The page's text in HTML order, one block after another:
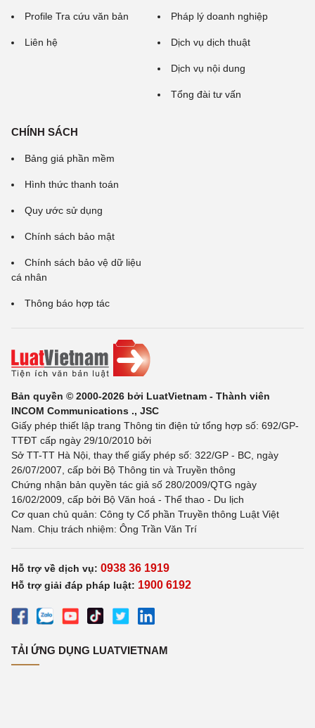
Profile Tra cứu văn bản
Liên hệ
Pháp lý doanh nghiệp
Dịch vụ dịch thuật
Dịch vụ nội dung
Tổng đài tư vấn
CHÍNH SÁCH
Bảng giá phần mềm
Hình thức thanh toán
Quy ước sử dụng
Chính sách bảo mật
Chính sách bảo vệ dữ liệu
cá nhân
Thông báo hợp tác
Bản quyền © 2000-2026 bởi LuatVietnam - Thành viên
INCOM Communications ., JSC
Giấy phép thiết lập trang Thông tin điện tử tổng hợp số: 692/GP-
TTĐT cấp ngày 29/10/2010 bởi
Sở TT-TT Hà Nội, thay thế giấy phép số: 322/GP - BC, ngày
26/07/2007, cấp bởi Bộ Thông tin và Truyền thông
Chứng nhận bản quyền tác giả số 280/2009/QTG ngày
16/02/2009, cấp bởi Bộ Văn hoá - Thể thao - Du lịch
Cơ quan chủ quản: Công ty Cổ phần Truyền thông Luật Việt
Nam. Chịu trách nhiệm: Ông Trần Văn Trí
Hỗ trợ về dịch vụ: 0938 36 1919
Hỗ trợ giải đáp pháp luật: 1900 6192
TẢI ỨNG DỤNG LUATVIETNAM